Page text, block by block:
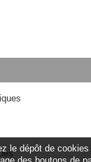
le dépôt de